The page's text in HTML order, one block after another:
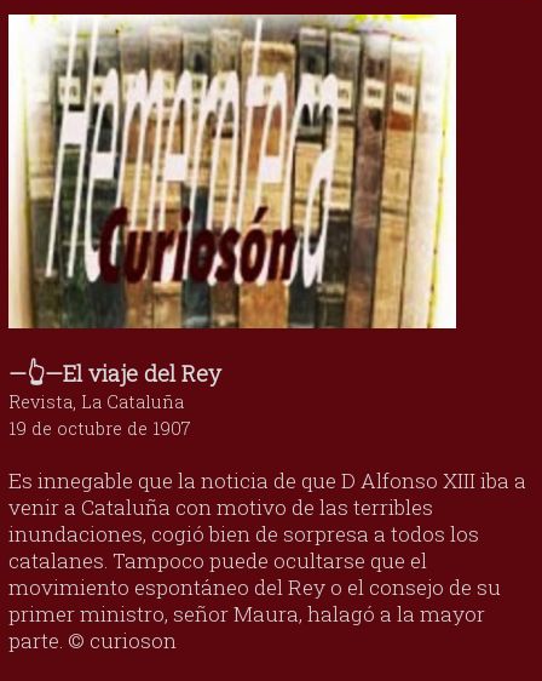
—👆—El viaje del Rey
Revista, La Cataluña
19 de octubre de 1907
Es innegable que la noticia de que D Alfonso XIII iba a
venir a Cataluña con motivo de las terribles
inundaciones, cogió bien de sorpresa a todos los
catalanes. Tampoco puede ocultarse que el
movimiento espontáneo del Rey o el consejo de su
primer ministro, señor Maura, halagó a la mayor
parte. © curioson